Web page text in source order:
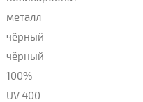
металл
чёрный
чёрный
100%
UV 400